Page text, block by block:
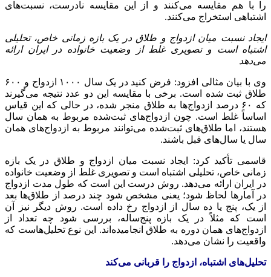
را با هم مقایسه می‌کنند و از این مقایسه نادرست، نسبت‌های
اشتباهی استخراج می‌کنند.
ایجاد نسبت میان ازدواج و طلاق در یک بازه زمانی خاص، تحلیلی
اشتباه است و تصویری غلط از وضعیت خانواده در ایران ارائه
می‌دهد
وی با بیان مثالی افزود: فرض کنید در یک سال ۱۰۰۰ ازدواج و ۶۰۰
طلاق ثبت شده است. برخی با مقایسه این دو عدد نتیجه می‌گیرند
که ۶۰ درصد ازدواج‌ها به طلاق منجر شده، در حالی که این قیاس
اساساً غلط است. چون ازدواج‌های ثبت‌شده مربوط به همان سال
هستند، اما طلاق‌های ثبت‌شده می‌توانند مربوط به ازدواج‌های همان
سال یا سال‌های قبل باشند.
قاسمی تأکید کرد: ایجاد نسبت میان ازدواج و طلاق در یک بازه
زمانی خاص، تحلیلی اشتباه است و تصویری غلط از وضعیت خانواده
در ایران ارائه می‌دهد. روش درست این است که طول مدت ازدواج
در آمارها لحاظ شود؛ یعنی مشخص شود چند درصد از طلاق‌ها بعد
از یک، پنج یا ده سال از ازدواج رخ داده است. روش دیگر نیز آن
است که مثلاً در یک بازه پنج‌ساله، بررسی شود چه تعداد از
ازدواج‌های همان دوره به طلاق انجامیده‌اند. این نوع تحلیل‌هاست که
واقعیت را نشان می‌دهد.
تحلیل‌های اشتباه، ازدواج را قربانی می‌کند